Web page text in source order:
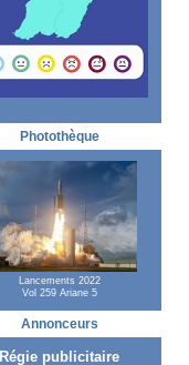
Photothèque
Lancements 2022
Vol 259 Ariane 5
Annonceurs
Régie publicitaire